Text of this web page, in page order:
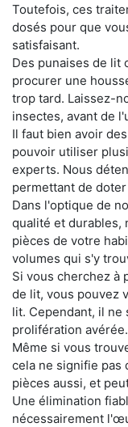
Toutefois, ces
dosés pour que
satisfaisant.
Des punaises de lit
procurer une
trop tard. Laissez-
insectes, avant de
Il faut bien avoir
pouvoir utiliser
experts. Nous
permettant de
Dans l'optique de
qualité et durables,
pièces de votre
volumes qui s'y
Si vous cherchez à
de lit, vous pouvez
lit. Cependant, il ne
prolifération avérée.
Même si vous
cela ne signifie pas
pièces aussi, et
Une élimination
nécessairement